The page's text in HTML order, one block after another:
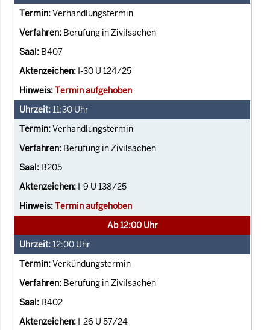
Verhandlungstermin
Berufung in Zivilsachen
B407
I-30 U 124/25
Termin aufgehoben
11:30 Uhr
Verhandlungstermin
Berufung in Zivilsachen
B205
I-9 U 138/25
Termin aufgehoben
Ab 12:00 Uhr
12:00 Uhr
Verkündungstermin
Berufung in Zivilsachen
B402
I-26 U 57/24